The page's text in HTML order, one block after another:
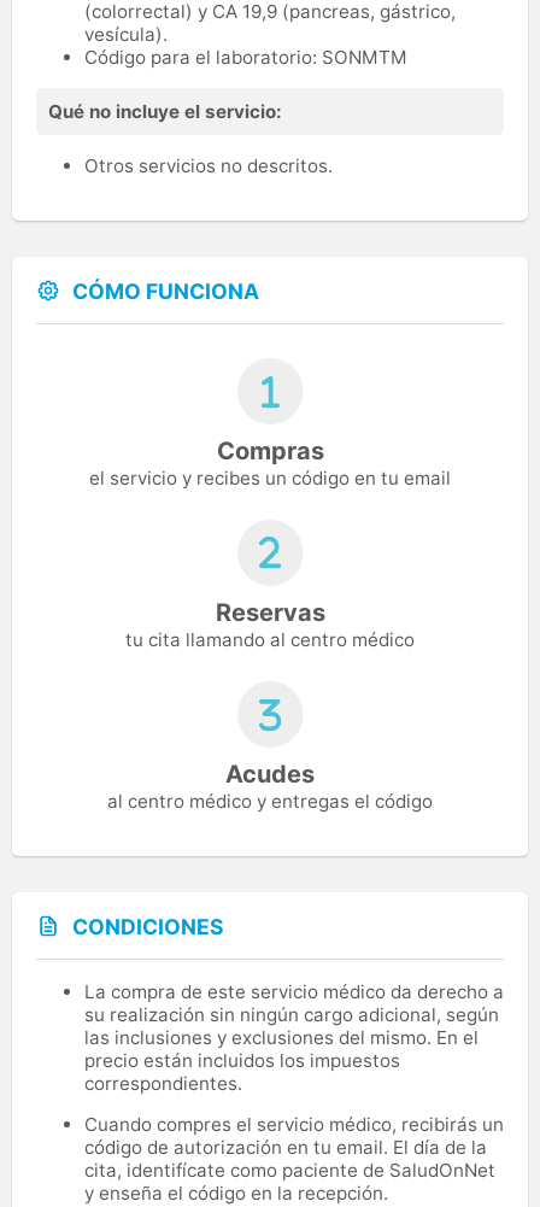
(colorrectal) y CA 19,9 (pancreas, gástrico,
vesícula).
Código para el laboratorio: SONMTM
Qué no incluye el servicio:
Otros servicios no descritos.
CÓMO FUNCIONA
Compras
el servicio y recibes un código en tu email
Reservas
tu cita llamando al centro médico
Acudes
al centro médico y entregas el código
CONDICIONES
La compra de este servicio médico da derecho a
su realización sin ningún cargo adicional, según
las inclusiones y exclusiones del mismo. En el
precio están incluidos los impuestos
correspondientes.
Cuando compres el servicio médico, recibirás un
código de autorización en tu email. El día de la
cita, identifícate como paciente de SaludOnNet
y enseña el código en la recepción.